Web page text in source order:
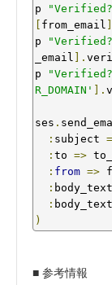
p
from_email
p
_email
].
p
R_DOMAIN'
].
ses .
: subject
: to =>
: from =>
:
:
)
■ 参考情報